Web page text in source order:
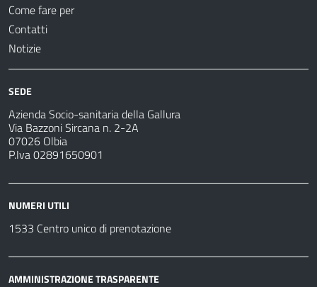
Come fare per
Contatti
Notizie
SEDE
Azienda Socio-sanitaria della Gallura
Via Bazzoni Sircana n. 2-2A
07026 Olbia
P.Iva 02891650901
NUMERI UTILI
1533 Centro unico di prenotazione
AMMINISTRAZIONE TRASPARENTE